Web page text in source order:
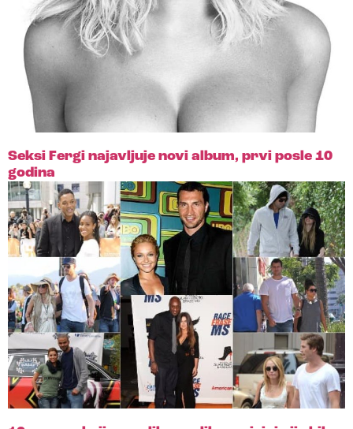
Seksi Fergi najavljuje novi album, prvi posle 10
godina